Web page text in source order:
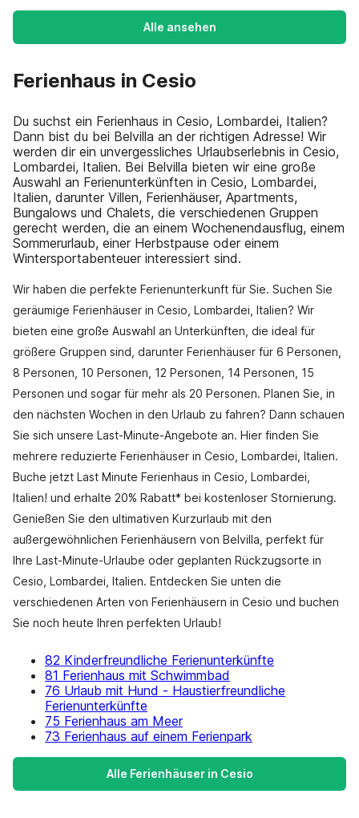
Alle ansehen
Ferienhaus in Cesio
Du suchst ein Ferienhaus in Cesio, Lombardei, Italien?
Dann bist du bei Belvilla an der richtigen Adresse! Wir
werden dir ein unvergessliches Urlaubserlebnis in Cesio,
Lombardei, Italien. Bei Belvilla bieten wir eine große
Auswahl an Ferienunterkünften in Cesio, Lombardei,
Italien, darunter Villen, Ferienhäuser, Apartments,
Bungalows und Chalets, die verschiedenen Gruppen
gerecht werden, die an einem Wochenendausflug, einem
Sommerurlaub, einer Herbstpause oder einem
Wintersportabenteuer interessiert sind.
Wir haben die perfekte Ferienunterkunft für Sie. Suchen Sie
geräumige Ferienhäuser in Cesio, Lombardei, Italien? Wir
bieten eine große Auswahl an Unterkünften, die ideal für
größere Gruppen sind, darunter Ferienhäuser für 6 Personen,
8 Personen, 10 Personen, 12 Personen, 14 Personen, 15
Personen und sogar für mehr als 20 Personen. Planen Sie, in
den nächsten Wochen in den Urlaub zu fahren? Dann schauen
Sie sich unsere Last-Minute-Angebote an. Hier finden Sie
mehrere reduzierte Ferienhäuser in Cesio, Lombardei, Italien.
Buche jetzt Last Minute Ferienhaus in Cesio, Lombardei,
Italien! und erhalte 20% Rabatt* bei kostenloser Stornierung.
Genießen Sie den ultimativen Kurzurlaub mit den
außergewöhnlichen Ferienhäusern von Belvilla, perfekt für
Ihre Last-Minute-Urlaube oder geplanten Rückzugsorte in
Cesio, Lombardei, Italien. Entdecken Sie unten die
verschiedenen Arten von Ferienhäusern in Cesio und buchen
Sie noch heute Ihren perfekten Urlaub!
82 Kinderfreundliche Ferienunterkünfte
81 Ferienhaus mit Schwimmbad
76 Urlaub mit Hund - Haustierfreundliche
Ferienunterkünfte
75 Ferienhaus am Meer
73 Ferienhaus auf einem Ferienpark
Alle Ferienhäuser in Cesio